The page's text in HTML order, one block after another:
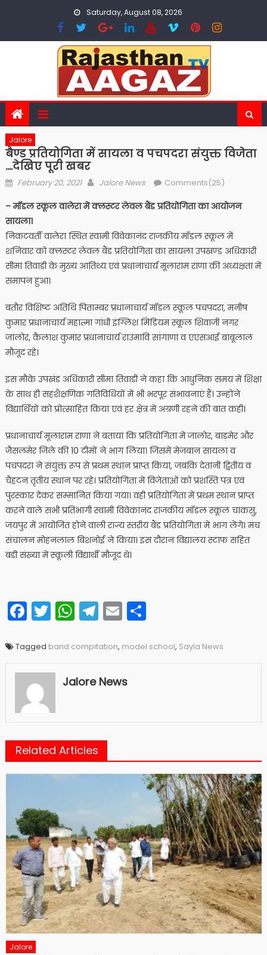
Saturday, August 08, 2026
Jalore
बैण्ड प्रतियोगिता में सायला व पचपदरा संयुक्त विजेता
….देखिए पूरी खबर
Posted
February 20, 2021 Author
Jalore News Comments(25)
– मॉडल स्कूल वालेरा में क्लस्टर लेवल बैंड प्रतियोगिता का आयोजन
सायला।
निकटवर्ती वालेरा स्थित स्वामी विवेकानंद राजकीय मॉडल स्कूल में
शनिवार को क्लस्टर लेवल बैंड प्रतियोगिता का सायला उपखण्ड अधिकारी
सीमा तिवाडी के मुख्य आतिथ्य एवं प्रधानाचार्य मूलाराम राणा की अध्यक्षता में
समापन हुआ।
बतौर विशिष्ट अतिथि पिताम्बर प्रधानाचार्य मॉडल स्कूल पचपदरा, मनीष
कुमार प्रधानाचार्य महात्मा गांधी इंग्लिश मिडियम स्कूल शिवाजी नगर
जालोर, कैलाश कुमार प्रधानाचार्य राउमावि सांगाणा व एएसआई बाबूलाल
मौजूद रहे।
इस मौके उपखंड अधिकारी सीमा तिवाडी ने कहा कि आधुनिक समय में शिक्षा
के साथ ही सहशैक्षणिक गतिविधियों में भी भरपूर संभावनाएं हैं। उन्होंने
विद्यार्थियों को प्रोत्साहित किया एवं हर क्षेत्र में अग्रणी रहने की बात कही।
प्रधानाचार्य मूलाराम राणा ने बताया कि प्रतियोगिता में जालोर, बाड़मेर और
जैसलमेर जिले की 10 टीमों ने भाग लिया। जिसमें मेजबान सायला व
पचपदरा ने संयुक्त रूप से प्रथम स्थान प्राप्त किया, जबकि देतानी द्वितीय व
चैहटन तृतीय स्थान पर रहे। प्रतियोगिता में विजेताओं को प्रशस्ति पत्र एवं
पुरस्कार देकर सम्मानित किया गया। वही प्रतियोगिता में प्रथम स्थान प्राप्त
करने वाले सभी प्रतिभागी स्वामी विवेकानंद राजकीय मॉडल स्कूल चाकसु,
जयपुर में आयोजित होने वाली राज्य स्तरीय बैंड प्रतियोगिता में भाग लेंगे। मंच
संचालन मोहनलाल बिशनोई ने किया। इस दौरान विद्यालय स्टाफ सहित
बडी संख्या में स्कूली विद्यार्थी मौजूद थे।
Facebook
Twitter
WhatsApp
Telegram
EmailShare
Tagged band compitation, model school, Sayla News
Jalore News
Related Articles
Jalore